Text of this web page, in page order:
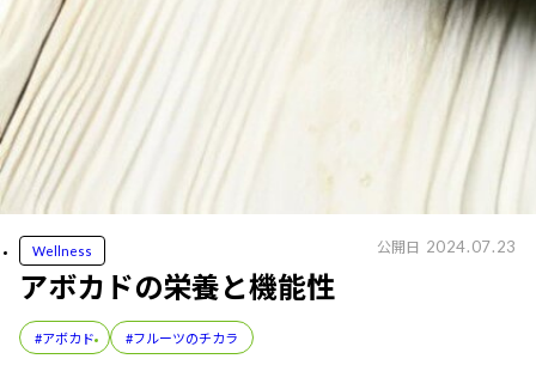
Wellness 公開日 2024.07.23
アボカドの栄養と機能性
#アボカド #フルーツのチカラ